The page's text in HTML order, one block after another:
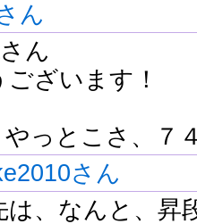
ん
ん
ざいます！
っとこさ、７
さん
は、なんと、